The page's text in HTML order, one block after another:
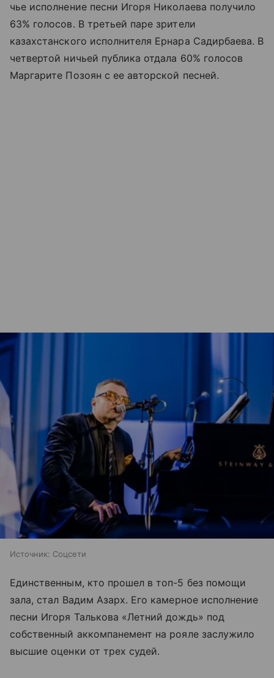
чье исполнение песни Игоря Николаева получило
63% голосов. В третьей паре зрители
казахстанского исполнителя Ернара Садирбаева. В
четвертой ничьей публика отдала 60% голосов
Маргарите Позоян с ее авторской песней.
Источник: Соцсети
Единственным, кто прошел в топ-5 без помощи
зала, стал Вадим Азарх. Его камерное исполнение
песни Игоря Талькова «Летний дождь» под
собственный аккомпанемент на рояле заслужило
высшие оценки от трех судей.